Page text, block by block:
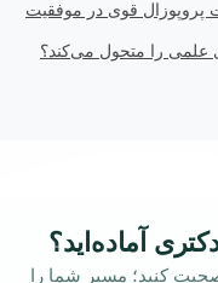
پروپوزال قوی در موفقیت
را متحول می‌کند؟
آماده‌اید؟
کنید؛ مسیر شما را